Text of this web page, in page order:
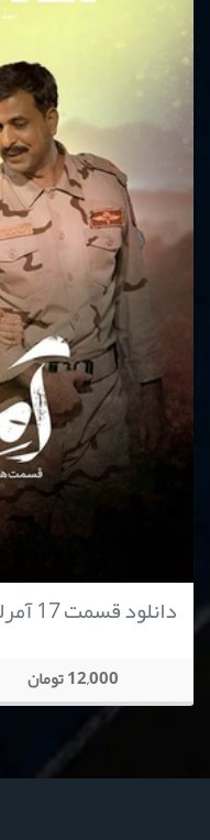
دانلود قسمت 17 آمرلی با کیفیت 480
12,000 تومان